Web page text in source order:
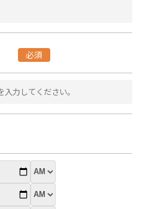
必須